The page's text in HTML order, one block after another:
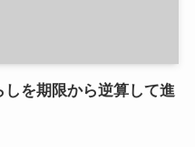
を期限から逆算して進